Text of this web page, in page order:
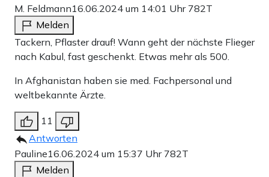
M. Feldmann16.06.2024 um 14:01 Uhr 782T
Melden
Tackern, Pflaster drauf! Wann geht der nächste Flieger
nach Kabul, fast geschenkt. Etwas mehr als 500.
In Afghanistan haben sie med. Fachpersonal und
weltbekannte Ärzte.
11
Antworten
Pauline16.06.2024 um 15:37 Uhr 782T
Melden